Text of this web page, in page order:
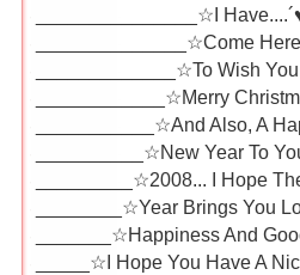
_______________☆I
______________☆Come
_____________☆To Wish You
____________☆Merry
___________☆And Also, A
__________☆New Year To
_________☆2008... I Hope
________☆Year Brings You
_______☆Happiness And
_____☆I Hope You Have A